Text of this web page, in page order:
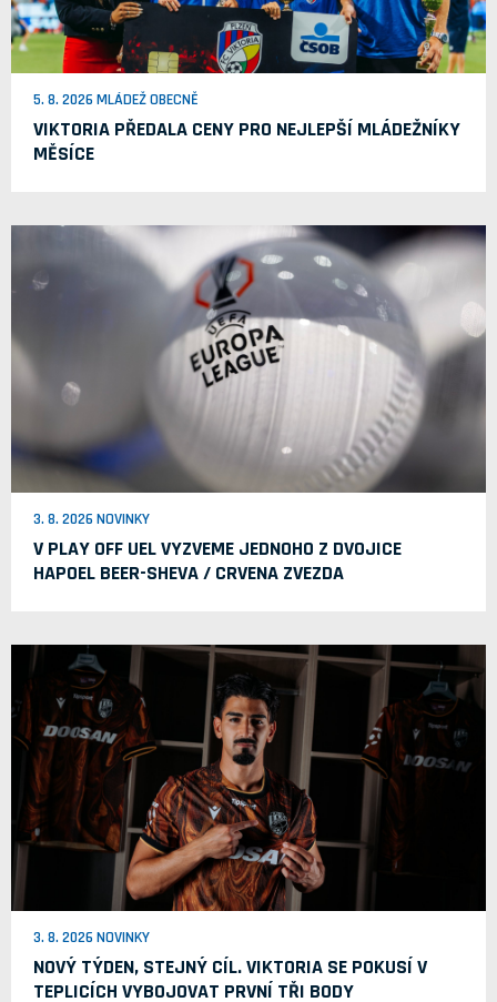
5. 8. 2026 MLÁDEŽ OBECNĚ
VIKTORIA PŘEDALA CENY PRO NEJLEPŠÍ MLÁDEŽNÍKY
MĚSÍCE
3. 8. 2026 NOVINKY
V PLAY OFF UEL VYZVEME JEDNOHO Z DVOJICE
HAPOEL BEER-SHEVA / CRVENA ZVEZDA
3. 8. 2026 NOVINKY
NOVÝ TÝDEN, STEJNÝ CÍL. VIKTORIA SE POKUSÍ V
TEPLICÍCH VYBOJOVAT PRVNÍ TŘI BODY